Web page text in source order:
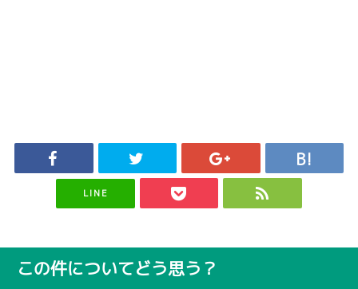
LINE
この件についてどう思う？